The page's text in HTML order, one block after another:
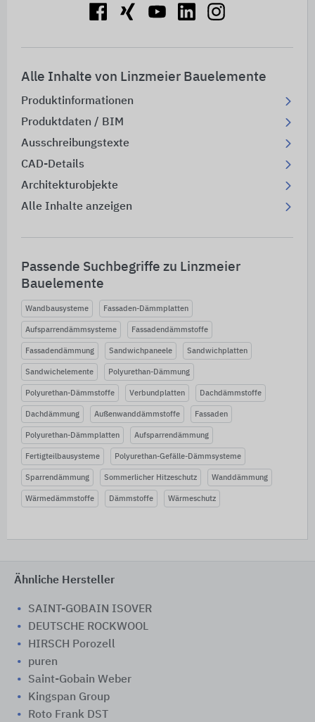
Alle Inhalte von Linzmeier Bauelemente
Produktinformationen
Produktdaten / BIM
Ausschreibungstexte
CAD-Details
Architekturobjekte
Alle Inhalte anzeigen
Passende Suchbegriffe zu Linzmeier
Bauelemente
Wandbausysteme Fassaden-Dämmplatten
Aufsparrendämmsysteme Fassadendämmstoffe
Fassadendämmung Sandwichpaneele Sandwichplatten
Sandwichelemente Polyurethan-Dämmung
Polyurethan-Dämmstoffe Verbundplatten Dachdämmstoffe
Dachdämmung Außenwanddämmstoffe Fassaden
Polyurethan-Dämmplatten Aufsparrendämmung
Fertigteilbausysteme Polyurethan-Gefälle-Dämmsysteme
Sparrendämmung Sommerlicher Hitzeschutz Wanddämmung
Wärmedämmstoffe Dämmstoffe Wärmeschutz
Ähnliche Hersteller
SAINT-GOBAIN ISOVER
DEUTSCHE ROCKWOOL
HIRSCH Porozell
puren
Saint-Gobain Weber
Kingspan Group
Roto Frank DST